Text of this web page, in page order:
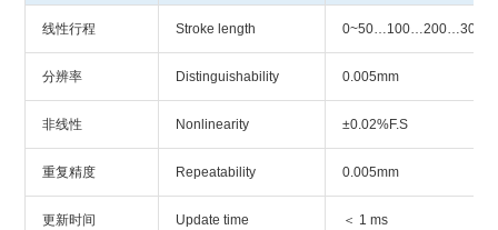
线性行程 Stroke length
分辨率 Distinguishability 0.005mm
非线性 Nonlinearity ±0.02%F.S
重复精度 Repeatability 0.005mm
更新时间 Update time ＜ 1 ms